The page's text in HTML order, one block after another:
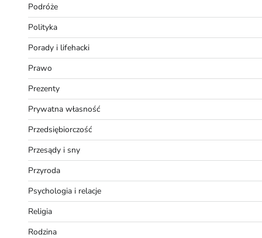
Podróże
Polityka
Porady i lifehacki
Prawo
Prezenty
Prywatna własność
Przedsiębiorczość
Przesądy i sny
Przyroda
Psychologia i relacje
Religia
Rodzina